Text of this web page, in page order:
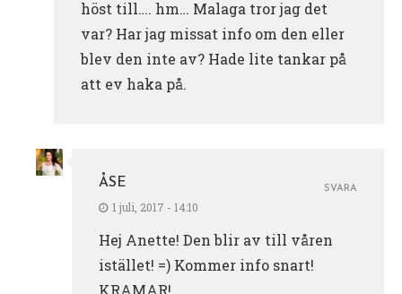
höst till…. hm… Malaga tror jag det
var? Har jag missat info om den eller
blev den inte av? Hade lite tankar på
att ev haka på.
ÅSE
1 juli, 2017 - 14:10
Hej Anette! Den blir av till våren
istället! =) Kommer info snart!
KRAMAR!
SVARA